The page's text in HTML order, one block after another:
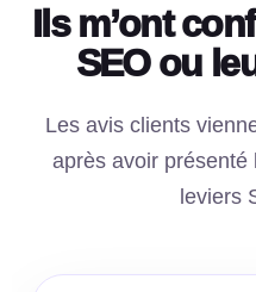
Ils m’ont
SEO ou
Les avis clients
après avoir présenté
leviers